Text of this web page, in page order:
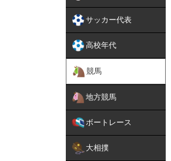
サッカー代表
高校年代
競馬
地方競馬
ボートレース
大相撲